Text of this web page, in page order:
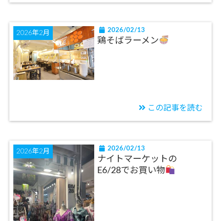
2026年2月 2026/02/13
鶏そばラーメン
この記事を読む
2026年2月 2026/02/13
ナイトマーケットの
E6/28でお買い物